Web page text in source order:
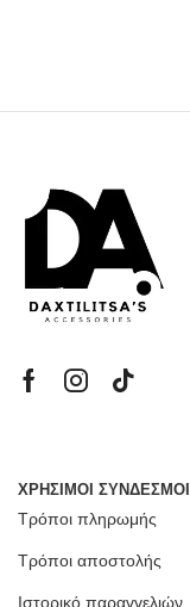
ΧΡΗΣΙΜΟΙ ΣΥΝΔΕΣΜΟΙ
Τρόποι πληρωμής
Τρόποι αποστολής
Ιστορικό παραγγελιών